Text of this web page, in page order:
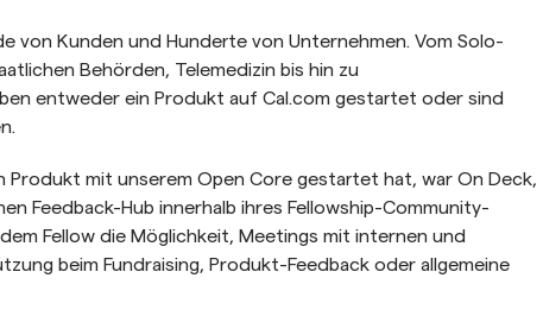
von Kunden und Hunderte von Unternehmen. Vom Solo-
Behörden, Telemedizin bis hin zu
entweder ein Produkt auf Cal.com gestartet oder sind
Produkt mit unserem Open Core gestartet hat, war On Deck,
Feedback-Hub innerhalb ihres Fellowship-Community-
Fellow die Möglichkeit, Meetings mit internen und
beim Fundraising, Produkt-Feedback oder allgemeine